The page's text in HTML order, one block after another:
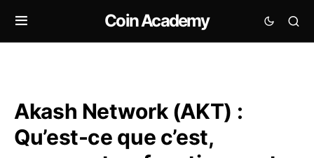
Coin Academy
Akash Network (AKT) :
Qu’est-ce que c’est,